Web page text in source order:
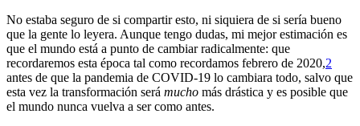
No estaba seguro de si compartir esto, ni siquiera de si sería bueno
que la gente lo leyera. Aunque tengo dudas, mi mejor estimación es
que el mundo está a punto de cambiar radicalmente: que
recordaremos esta época tal como recordamos febrero de 2020,⁠2
antes de que la pandemia de COVID-19 lo cambiara todo, salvo que
esta vez la transformación será mucho más drástica y es posible que
el mundo nunca vuelva a ser como antes.